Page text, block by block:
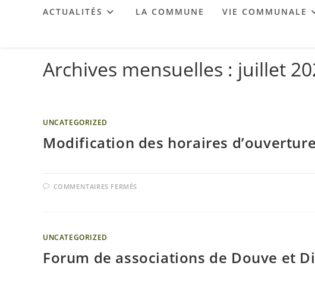
ACTUALITÉS LA COMMUNE VIE COMMUNALE
Archives mensuelles : juillet
UNCATEGORIZED
Modification des horaires
COMMENTAIRES FERMÉS
UNCATEGORIZED
Forum de associations de Douve et